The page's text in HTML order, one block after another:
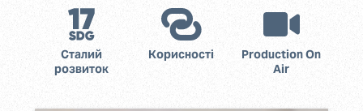
Сталий
розвиток
Корисності
Production On
Air